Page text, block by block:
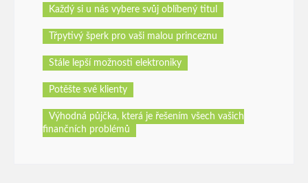
Každý si u nás vybere svůj oblíbený titul
Třpytivý šperk pro vaši malou princeznu
Stále lepší možnosti elektroniky
Potěšte své klienty
Výhodná půjčka, která je řešením všech vašich
finančních problémů